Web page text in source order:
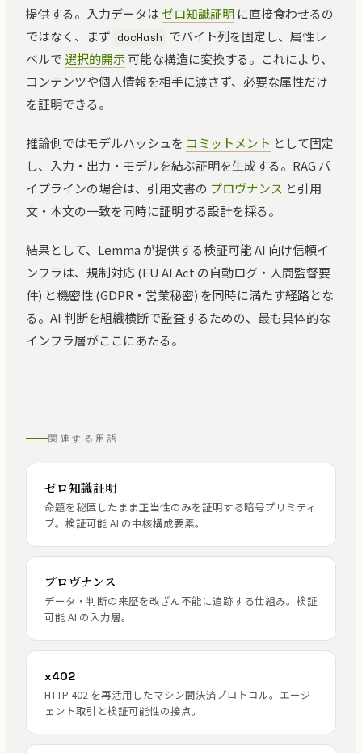
提供する。入力データはゼロ知識証明 に直接食わせるの
ではなく、まず docHash でバイト列を固定し、属性レ
ベルで 選択的開示可能な構造に変換する。これにより、
コンテンツや個人情報を相手に渡さず、必要な属性だけ
を証明できる。
推論側ではモデルハッシュを コミットメント として固定
し、入力・出力・モデルを結ぶ証明を生成する。RAG パ
イプラインの場合は、引用文書の プロヴナンス と引用
文・本文の一致を同時に証明する設計を採る。
結果として、Lemma が提供する検証可能 AI 向け信頼イ
ンフラは、規制対応 (EU AI Act の自動ログ・人間監督要
件) と機密性 (GDPR・営業秘密) を同時に満たす経路とな
る。AI 判断を組織横断で監査するための、最も具体的な
インフラ層がここにあたる。
関連する用語
ゼロ知識証明
命題を秘匿したまま正当性のみを証明する暗号プリミティ
ブ。検証可能 AI の中核構成要素。
プロヴナンス
データ・判断の来歴を改ざん不能に追跡する仕組み。検証
可能 AI の入力層。
x402
HTTP 402 を再活用したマシン間決済プロトコル。エージ
ェント取引と検証可能性の接点。